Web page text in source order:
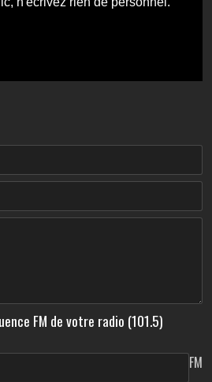
FM de votre radio (101.5)
FM